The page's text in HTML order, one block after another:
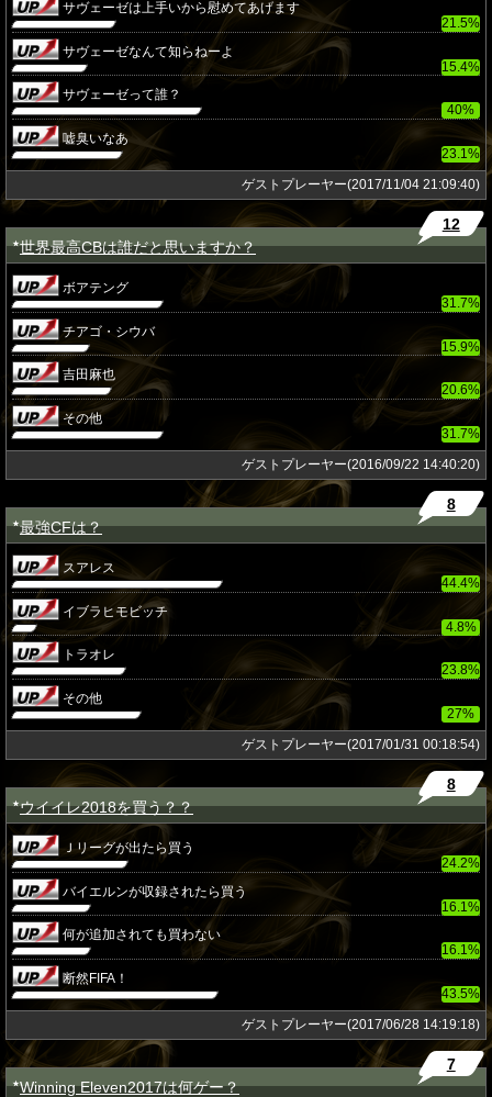
サヴェーゼは上手いから慰めてあげます
21.5%
サヴェーゼなんて知らねーよ
15.4%
サヴェーゼって誰？
40%
嘘臭いなあ
23.1%
ゲストプレーヤー(2017/11/04 21:09:40)
★世界最高CBは誰だと思いますか？
12
ボアテング
31.7%
チアゴ・シウバ
15.9%
吉田麻也
20.6%
その他
31.7%
ゲストプレーヤー(2016/09/22 14:40:20)
★最強CFは？
8
スアレス
44.4%
イブラヒモビッチ
4.8%
トラオレ
23.8%
その他
27%
ゲストプレーヤー(2017/01/31 00:18:54)
★ウイイレ2018を買う？？
8
Ｊリーグが出たら買う
24.2%
バイエルンが収録されたら買う
16.1%
何が追加されても買わない
16.1%
断然FIFA！
43.5%
ゲストプレーヤー(2017/06/28 14:19:18)
★Winning Eleven2017は何ゲー？
7